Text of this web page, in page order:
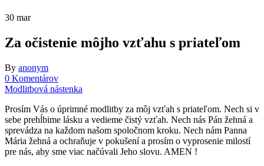
30 mar
Za očistenie môjho vzťahu s priateľom
By anonym
0 Komentárov
Modlitbová nástenka
Prosím Vás o úprimné modlitby za môj vzťah s priateľom. Nech si v
sebe prehĺbime lásku a vedieme čistý vzťah. Nech nás Pán žehná a
sprevádza na každom našom spoločnom kroku. Nech nám Panna
Mária žehná a ochraňuje v pokušení a prosím o vyprosenie milostí
pre nás, aby sme viac načúvali Jeho slovu. AMEN !